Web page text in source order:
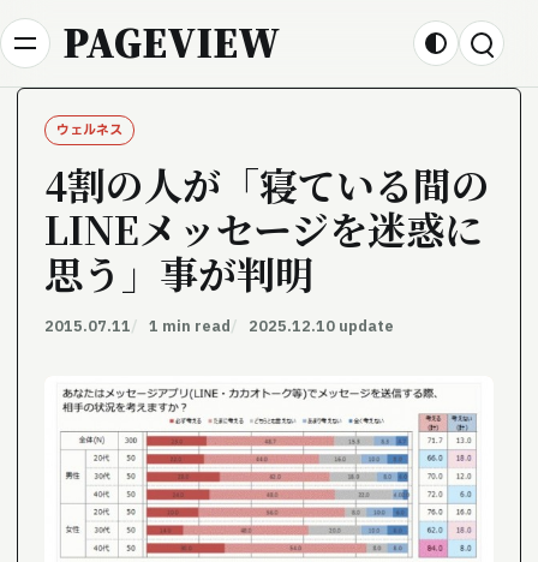
Skip to contentPAGEVIEW
ウェルネス
4割の人が「寝ている間の
LINEメッセージを迷惑に
思う」事が判明
2015.07.11 1 min read 2025.12.10 update